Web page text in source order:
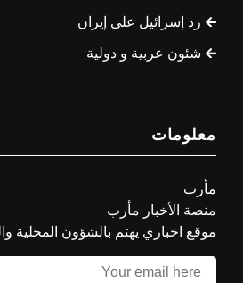
رد إسرائيل على إيران
شئون عربية و دولية
معلومات
مأرب
منصة الأخبار مأرب
موقع اخباري يهتم بالشؤون المحلية